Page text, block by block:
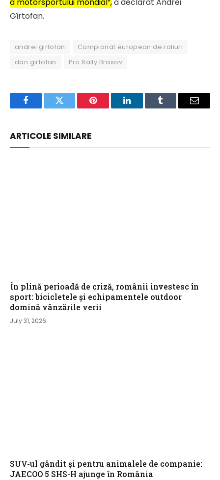
a motorsportului mondial”,a declarat Andrei
Gîrtofan.
andrei girtofan
Campionat european de raliuri
dan girtofan
Pro Rally Brasov
FacebookTwitter Pinterest LinkedInTumblr Email
ARTICOLE SIMILARE
În plină perioadă de criză, românii investesc în
sport: bicicletele și echipamentele outdoor
domină vânzările verii
July 31, 2026
SUV-ul gândit și pentru animalele de companie:
JAECOO 5 SHS-H ajunge în România